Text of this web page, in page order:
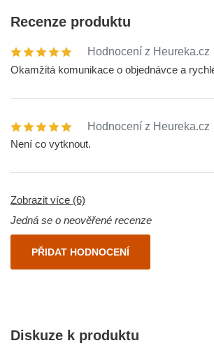
Recenze produktu
Hodnocení z Heureka.cz
Okamžitá komunikace o objednávce a
Hodnocení z Heureka.cz
Není co vytknout.
Zobrazit více (6)
Jedná se o neověřené recenze
PŘIDAT HODNOCENÍ
Diskuze k produktu